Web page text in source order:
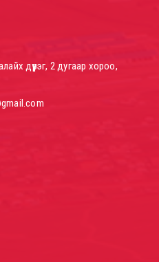
дүүрэг, 2 дугаар хороо,